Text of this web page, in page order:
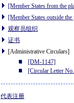
[Member States from the
[Member States outside the
观察员组织
证书
[Administrative Circulars]
[DM-1147]
[Circular Letter
代表注册